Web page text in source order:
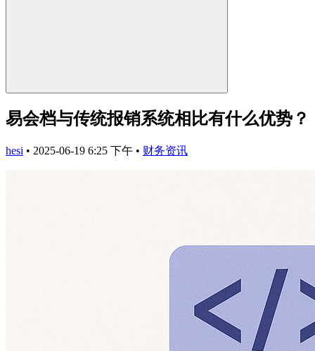
易会档与传统报销系统相比有什么优势？
hesi • 2025-06-19 6:25 下午 • 财务资讯